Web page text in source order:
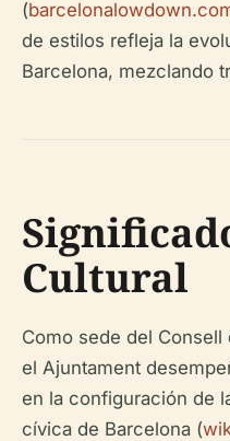
(
de estilos refleja la
Barcelona, mezclando
Cultural
Como sede del Consell
el Ajuntament
en la configuración de
cívica de Barcelona (